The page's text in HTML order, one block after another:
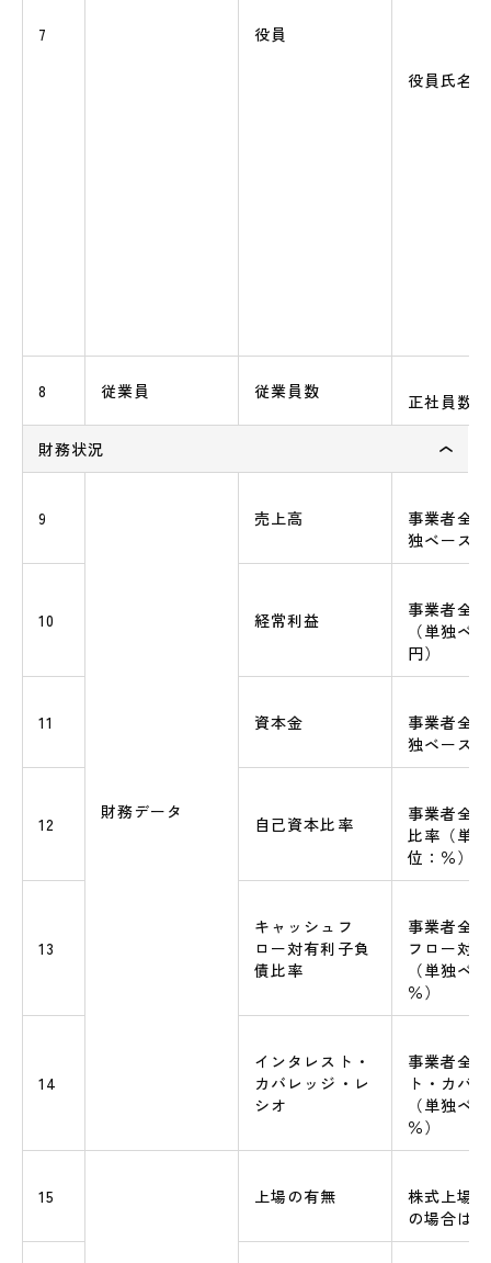
7 役員
役員氏名
8 従業員 従業員数 正社員数
財務状況
9
財務データ
売上高
事業者全
独ベース
10 経常利益
事業者全
（単独ベ
円）
11 資本金
事業者全
独ベース
12 自己資本比率
事業者全
比率（単
位：％）
13
キャッシュフ
ロー対有利子負
債比率
事業者全
フロー対
（単独ベ
％）
14
インタレスト・
カバレッジ・レ
シオ
事業者全
ト・カバ
（単独ベ
％）
15 上場の有無
株式上場
の場合は